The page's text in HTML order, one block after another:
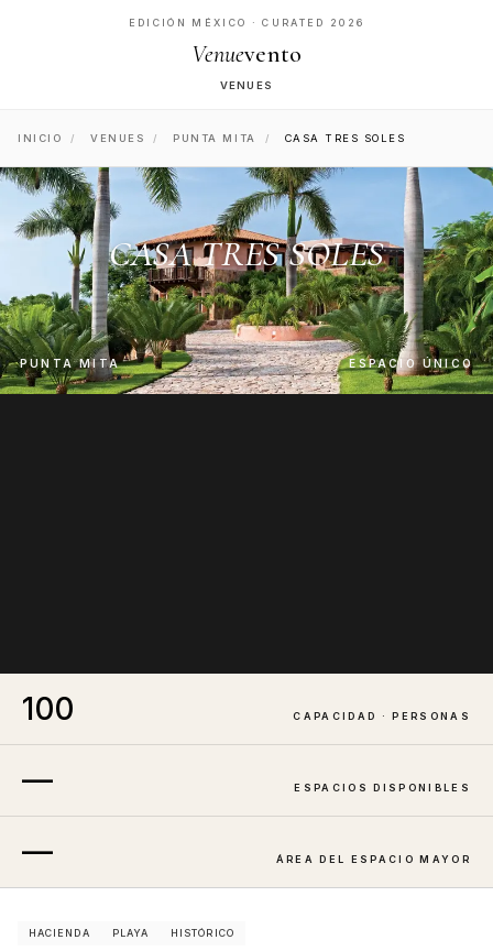
EDICIÓN MÉXICO · CURATED 2026
Venuevento
VENUES
INICIO / VENUES / PUNTA MITA / CASA TRES SOLES
CASA TRES SOLES
PUNTA MITA ESPACIO ÚNICO
100 CAPACIDAD · PERSONAS
— ESPACIOS DISPONIBLES
— ÁREA DEL ESPACIO MAYOR
HACIENDA PLAYA HISTÓRICO